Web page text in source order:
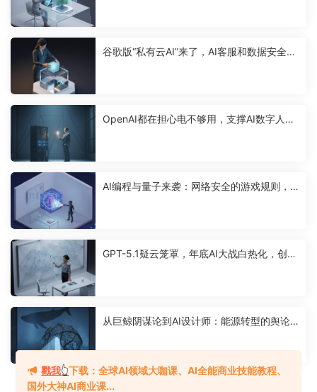
谷歌版“私有云AI”来了，AI客服和数据安全将
OpenAI都在担心电不够用，支撑AI数字人的
AI编程与量子来袭：网络安全的游戏规则，
GPT-5.1疑云笼罩，年底AI大战白热化，创业
从巨鲸阴谋论到AI设计师：能源转型的舆论
戳我👆下载：全球AI领域大咖课、AI全能商业技能教程、
国外大神AI商业课...